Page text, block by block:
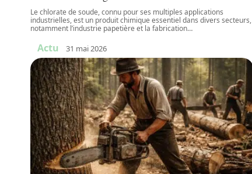
Le chlorate de soude, connu pour ses multiples applications
industrielles, est un produit chimique essentiel dans divers secteurs,
notamment l’industrie papetière et la fabrication…
Actu 31 mai 2026